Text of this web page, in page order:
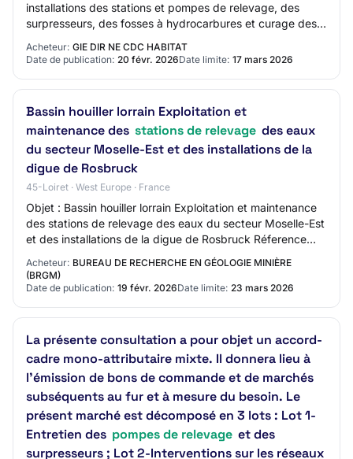
installations des stations et pompes de relevage, des
surpresseurs, des fosses à hydrocarbures et curage des
Acheteur: GIE DIR NE CDC HABITAT
Date de publication: 20 févr. 2026Date limite: 17 mars 2026
Bassin houiller lorrain Exploitation et
maintenance des stations de relevage des eaux
du secteur Moselle-Est et des installations de la
digue de Rosbruck
45-Loiret · West Europe · France
Objet : Bassin houiller lorrain Exploitation et maintenance
des stations de relevage des eaux du secteur Moselle-Est
et des installations de la digue de Rosbruck Réference
Acheteur: BUREAU DE RECHERCHE EN GÉOLOGIE MINIÈRE
(BRGM)
Date de publication: 19 févr. 2026Date limite: 23 mars 2026
La présente consultation a pour objet un accord-
cadre mono-attributaire mixte. Il donnera lieu à
l’émission de bons de commande et de marchés
subséquents au fur et à mesure du besoin. Le
présent marché est décomposé en 3 lots : Lot 1-
Entretien des pompes de relevage et des
surpresseurs ; Lot 2-Interventions sur les réseaux